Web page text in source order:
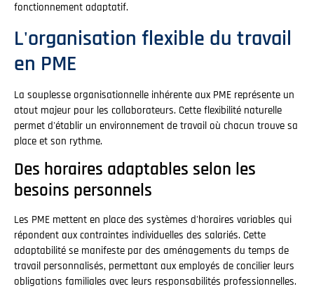
fonctionnement adaptatif.
L'organisation flexible du travail
en PME
La souplesse organisationnelle inhérente aux PME représente un
atout majeur pour les collaborateurs. Cette flexibilité naturelle
permet d'établir un environnement de travail où chacun trouve sa
place et son rythme.
Des horaires adaptables selon les
besoins personnels
Les PME mettent en place des systèmes d'horaires variables qui
répondent aux contraintes individuelles des salariés. Cette
adaptabilité se manifeste par des aménagements du temps de
travail personnalisés, permettant aux employés de concilier leurs
obligations familiales avec leurs responsabilités professionnelles.